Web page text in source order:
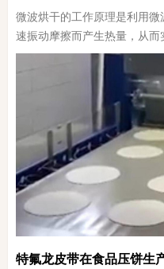
微波烘干的工作原理是利用
速振动摩擦而产生热量，从而
特氟龙皮带在食品压饼生